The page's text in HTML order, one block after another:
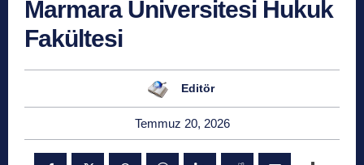
Marmara Üniversitesi Hukuk
Fakültesi
Editör
Temmuz 20, 2026